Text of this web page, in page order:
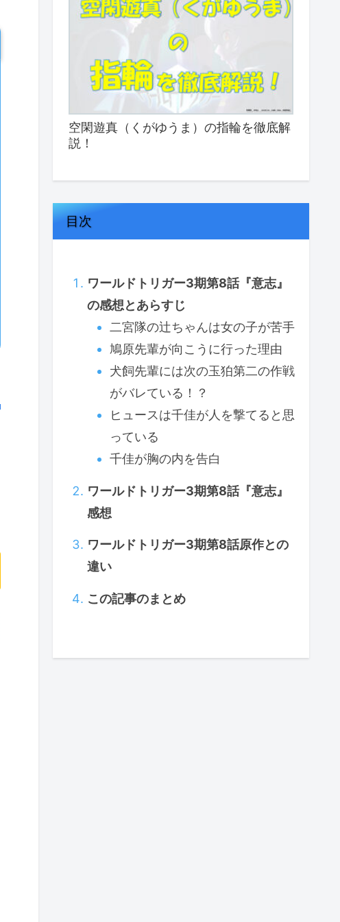
空閑遊真（くがゆうま）の指輪を徹底解
説！
目次
ワールドトリガー3期第8話『意志』
の感想とあらすじ
二宮隊の辻ちゃんは女の子が苦手
鳩原先輩が向こうに行った理由
犬飼先輩には次の玉狛第二の作戦
がバレている！？
ヒュースは千佳が人を撃てると思
っている
千佳が胸の内を告白
ワールドトリガー3期第8話『意志』
感想
ワールドトリガー3期第8話原作との
違い
この記事のまとめ